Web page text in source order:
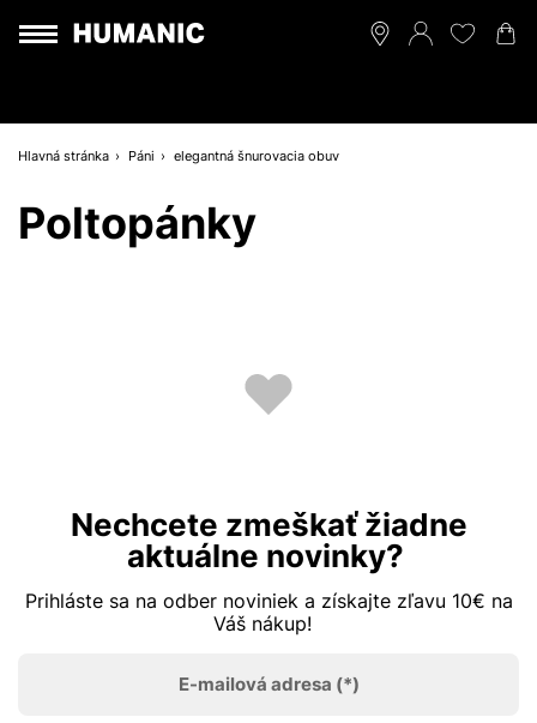
Hlavná stránka Páni elegantná šnurovacia obuv
Poltopánky
Nechcete zmeškať žiadne
aktuálne novinky?
Prihláste sa na odber noviniek a získajte zľavu 10€ na
Váš nákup!
E-mailová adresa (*)